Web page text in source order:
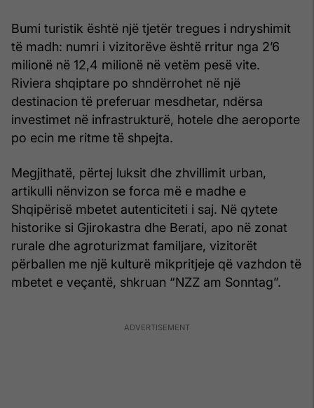
Bumi turistik është një tjetër tregues i ndryshimit
të madh: numri i vizitorëve është rritur nga 2’6
milionë në 12,4 milionë në vetëm pesë vite.
Riviera shqiptare po shndërrohet në një
destinacion të preferuar mesdhetar, ndërsa
investimet në infrastrukturë, hotele dhe aeroporte
po ecin me ritme të shpejta.
Megjithatë, përtej luksit dhe zhvillimit urban,
artikulli nënvizon se forca më e madhe e
Shqipërisë mbetet autenticiteti i saj. Në qytete
historike si Gjirokastra dhe Berati, apo në zonat
rurale dhe agroturizmat familjare, vizitorët
përballen me një kulturë mikpritjeje që vazhdon të
mbetet e veçantë, shkruan “NZZ am Sonntag”.